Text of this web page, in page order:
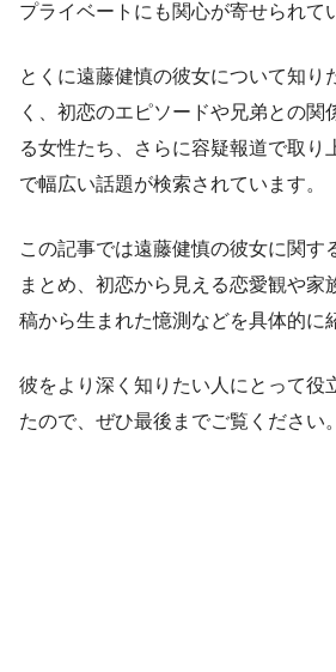
プライベートにも関心が寄せられて
とくに遠藤健慎の彼女について知り
く、初恋のエピソードや兄弟との関
る女性たち、さらに容疑報道で取り
で幅広い話題が検索されています。
この記事では遠藤健慎の彼女に関す
まとめ、初恋から見える恋愛観や家
稿から生まれた憶測などを具体的に
彼をより深く知りたい人にとって役
たので、ぜひ最後までご覧ください。